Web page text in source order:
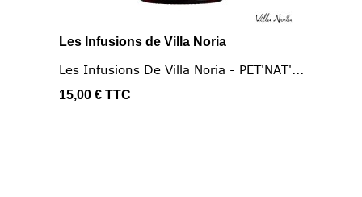
Les Infusions de Villa Noria
Les Infusions De Villa Noria - PET'NAT'...
15,00 € TTC